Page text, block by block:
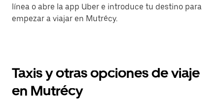
línea o abre la app Uber e introduce tu destino para
empezar a viajar en Mutrécy.
Taxis y otras opciones de viaje
en Mutrécy